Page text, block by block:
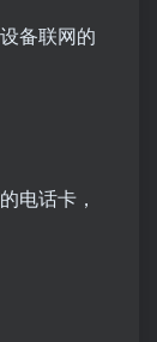
备联网的
电话卡，